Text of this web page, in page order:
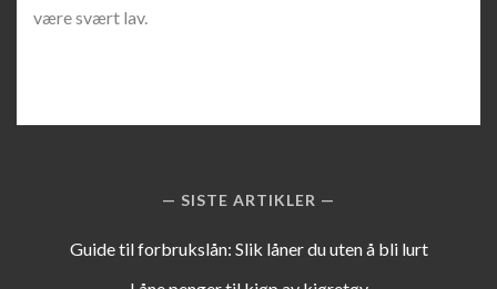
være svært lav.
SISTE ARTIKLER
Guide til forbrukslån: Slik låner du uten å bli lurt